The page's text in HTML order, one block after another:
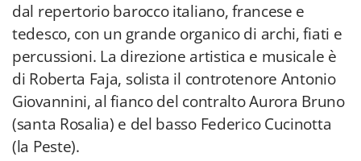
dal repertorio barocco italiano, francese e
tedesco, con un grande organico di archi, fiati e
percussioni. La direzione artistica e musicale è
di Roberta Faja, solista il controtenore Antonio
Giovannini, al fianco del contralto Aurora Bruno
(santa Rosalia) e del basso Federico Cucinotta
(la Peste).